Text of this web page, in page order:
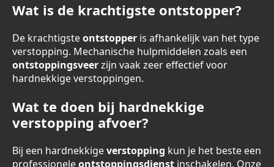
Wat is de krachtigste ontstopper?
De krachtigsteontstopper is afhankelijk van het type
verstopping. Mechanische hulpmiddelen zoals een
ontstoppingsveerzijn vaak zeer effectief voor
hardnekkige verstoppingen.
Wat te doen bij hardnekkige
verstopping afvoer?
Bij een hardnekkigeverstopping kun je het beste een
professioneleontstoppingsdienst inschakelen. Onze